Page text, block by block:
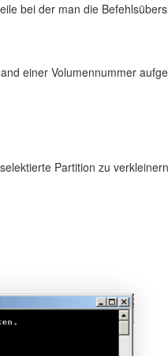
bei der man die
einer Volumennummer
Partition zu